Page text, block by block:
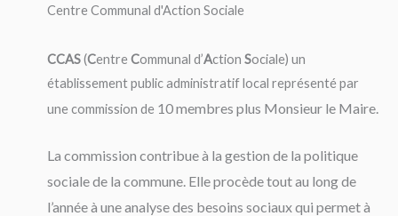
Centre Communal d'Action Sociale
CCAS(CentreCommunal d’Action Sociale) un
établissement public administratif local représenté par
une commission de 10 membres plus Monsieur le Maire.
La commission contribue à la gestion de la politique
sociale de la commune. Elle procède tout au long de
l’année à une analyse des besoins sociaux qui permet à